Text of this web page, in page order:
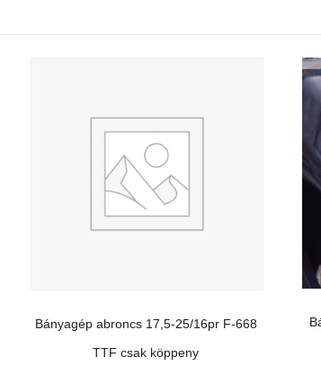
Bányagép abroncs 17,5-25/16pr F-668
TTF csak köppeny